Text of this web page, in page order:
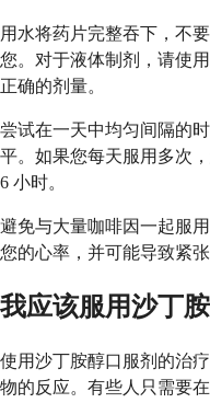
用水将药片完整吞下，不
您。对于液体制剂，请使
正确的剂量。
尝试在一天中均匀间隔的
平。如果您每天服用多次
6 小时。
避免与大量咖啡因一起服
您的心率，并可能导致紧张
我应该服用沙丁
使用沙丁胺醇口服剂的治
物的反应。有些人只需要